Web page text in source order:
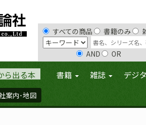
すべての商品 書籍のみ
AND OR
ら出る本 書籍 雑誌 デジ
案内･地図